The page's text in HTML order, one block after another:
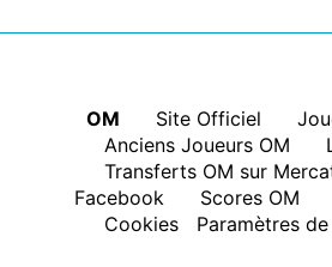
OM Site Officiel
Anciens Joueurs OM
Transferts OM sur
Facebook
Scores OM
Cookies Paramètres